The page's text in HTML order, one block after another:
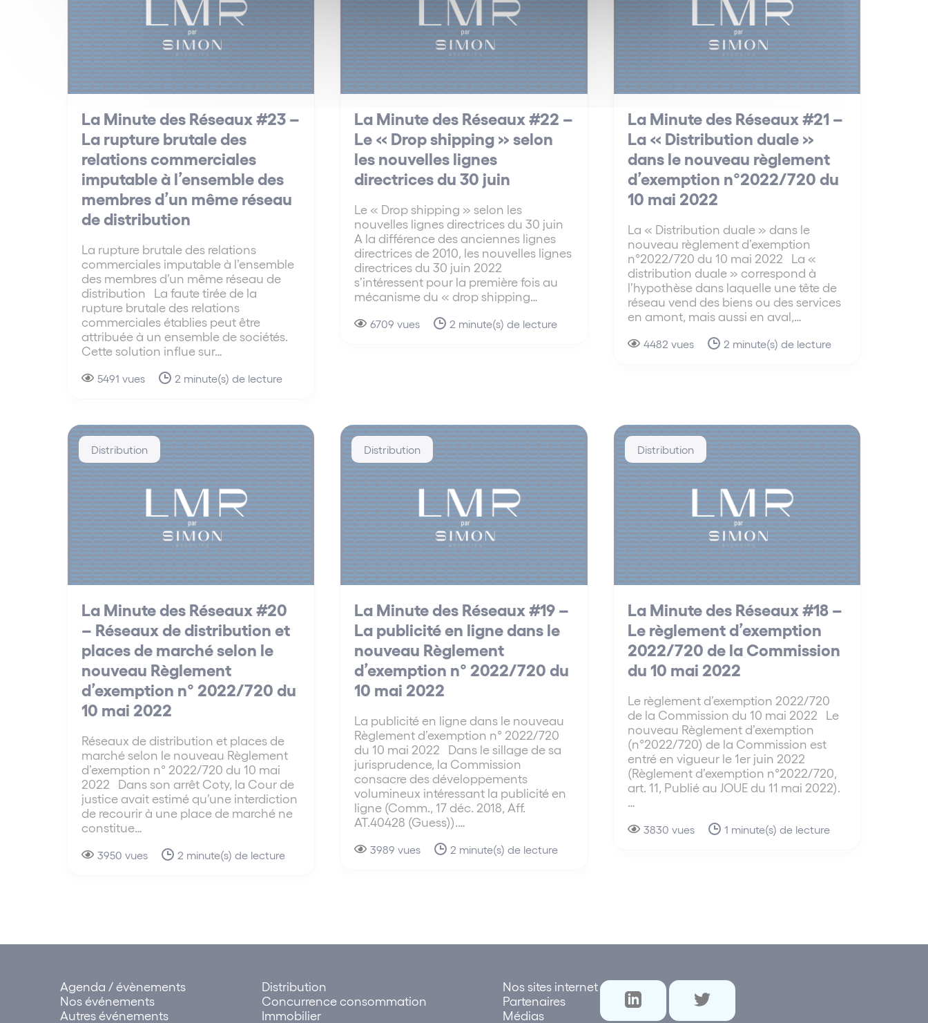
La Minute des Réseaux #23 –
La rupture brutale des
relations commerciales
imputable à l’ensemble des
membres d’un même réseau
de distribution
La rupture brutale des relations
commerciales imputable à l’ensemble
des membres d’un même réseau de
distribution La faute tirée de la
rupture brutale des relations
commerciales établies peut être
attribuée à un ensemble de sociétés.
Cette solution influe sur…
5491 vues 2 minute(s) de lecture
La Minute des Réseaux #22 –
Le « Drop shipping » selon
les nouvelles lignes
directrices du 30 juin
Le « Drop shipping » selon les
nouvelles lignes directrices du 30 juin
A la différence des anciennes lignes
directrices de 2010, les nouvelles lignes
directrices du 30 juin 2022
s’intéressent pour la première fois au
mécanisme du « drop shipping…
6709 vues 2 minute(s) de lecture
La Minute des Réseaux #21 –
La « Distribution duale »
dans le nouveau règlement
d’exemption n°2022/720 du
10 mai 2022
La « Distribution duale » dans le
nouveau règlement d’exemption
n°2022/720 du 10 mai 2022 La «
distribution duale » correspond à
l’hypothèse dans laquelle une tête de
réseau vend des biens ou des services
en amont, mais aussi en aval,…
4482 vues 2 minute(s) de lecture
Distribution
La Minute des Réseaux #20
– Réseaux de distribution et
places de marché selon le
nouveau Règlement
d’exemption n° 2022/720 du
10 mai 2022
Réseaux de distribution et places de
marché selon le nouveau Règlement
d’exemption n° 2022/720 du 10 mai
2022 Dans son arrêt Coty, la Cour de
justice avait estimé qu’une interdiction
de recourir à une place de marché ne
constitue…
3950 vues 2 minute(s) de lecture
Distribution
La Minute des Réseaux #19 –
La publicité en ligne dans le
nouveau Règlement
d’exemption n° 2022/720 du
10 mai 2022
La publicité en ligne dans le nouveau
Règlement d’exemption n° 2022/720
du 10 mai 2022 Dans le sillage de sa
jurisprudence, la Commission
consacre des développements
volumineux intéressant la publicité en
ligne (Comm., 17 déc. 2018, Aff.
AT.40428 (Guess)).…
3989 vues 2 minute(s) de lecture
Distribution
La Minute des Réseaux #18 –
Le règlement d’exemption
2022/720 de la Commission
du 10 mai 2022
Le règlement d’exemption 2022/720
de la Commission du 10 mai 2022 Le
nouveau Règlement d’exemption
(n°2022/720) de la Commission est
entré en vigueur le 1er juin 2022
(Règlement d’exemption n°2022/720,
art. 11, Publié au JOUE du 11 mai 2022).
3830 vues 1 minute(s) de lecture
Agenda / évènements
Nos événements
Autres événements
Distribution
Concurrence consommation
Immobilier
Nos sites internet
Partenaires
Médias